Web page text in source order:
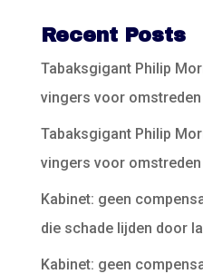
Recent Posts
Tabaksgigant Philip
vingers voor
Tabaksgigant Philip
vingers voor
Kabinet: geen
die schade lijden door
Kabinet: geen